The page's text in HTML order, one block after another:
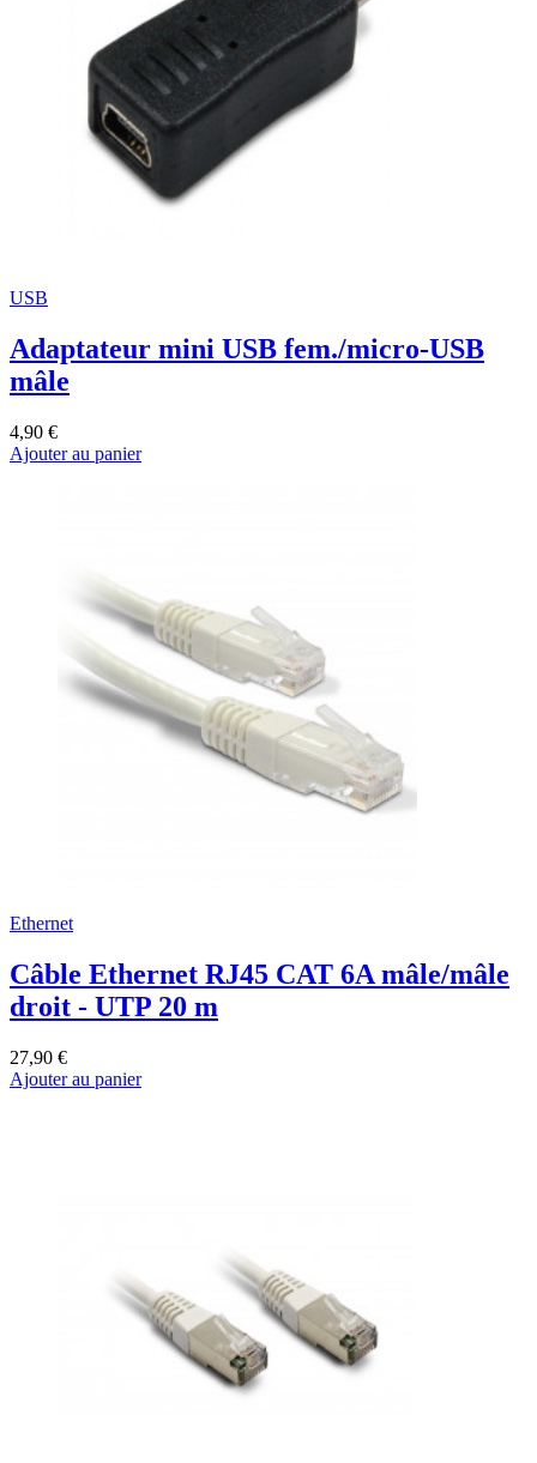
USB
Adaptateur mini USB fem./micro-USB
mâle
4,90 €
Ajouter au panier
Ethernet
Câble Ethernet RJ45 CAT 6A mâle/mâle
droit - UTP 20 m
27,90 €
Ajouter au panier